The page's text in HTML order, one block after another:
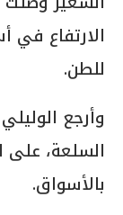
الارتفاع في
للطن.
وأرجع
السلعة،
بالأسواق.